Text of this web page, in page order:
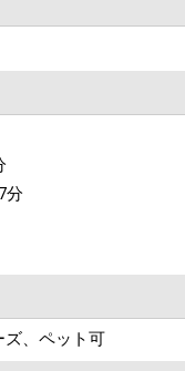
分
ズ、ペット可